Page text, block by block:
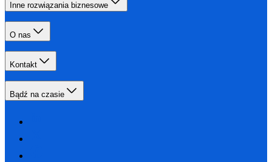
Inne rozwiązania biznesowe
O nas
Kontakt
Bądź na czasie